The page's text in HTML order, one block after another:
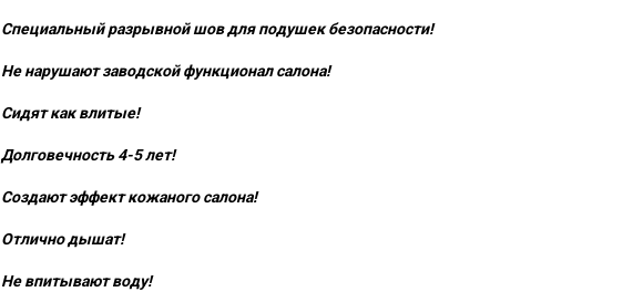
Специальный разрывной шов для подушек безопасности!
Не нарушают заводской функционал салона!
Сидят как влитые!
Долговечность 4-5 лет!
Создают эффект кожаного салона!
Отлично дышат!
Не впитывают воду!